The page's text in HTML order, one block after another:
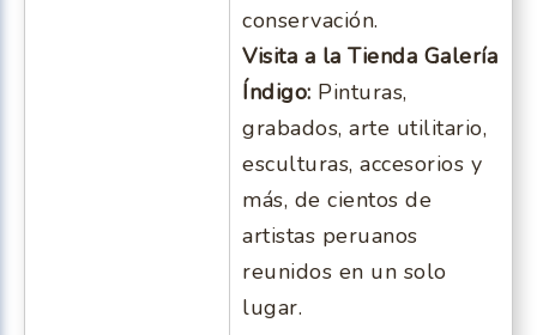
conservación.
Visita a la Tienda Galería
Índigo: Pinturas,
grabados, arte utilitario,
esculturas, accesorios y
más, de cientos de
artistas peruanos
reunidos en un solo
lugar.